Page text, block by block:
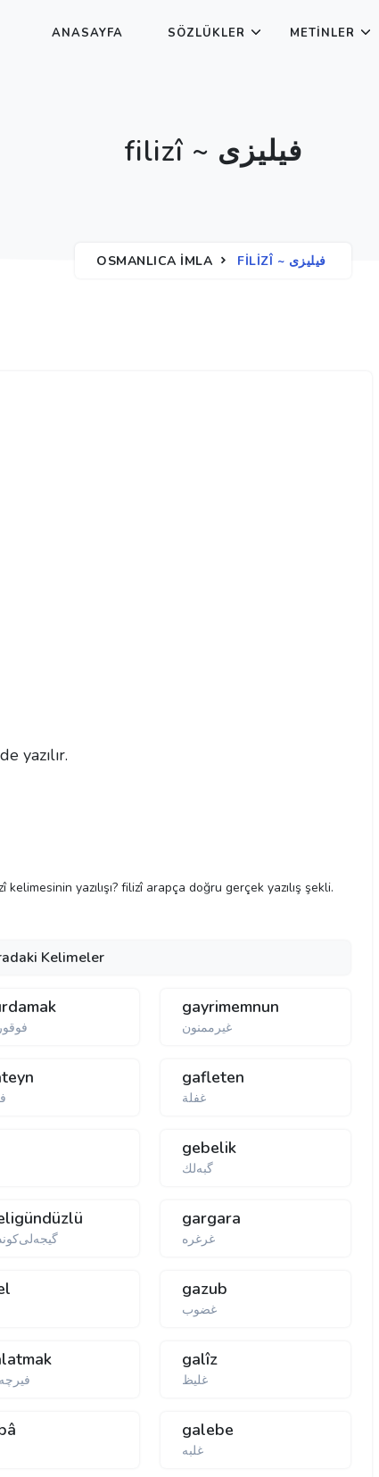
ANASAYFA SÖZLÜKLER METINLER
filizî ~ فیلیزی
OSMANLICA İMLA FILIZÎ ~ فیلیزی
yazılır.
yazılışı? filizî arapça doğru gerçek yazılış şekli.
Kelimeler
gayrimemnun
غیرممنون
gafleten
غفلة
gebelik
گبەلك
gargara
غرغره
gazub
غضوب
galîz
غلیظ
galebe
غلبه